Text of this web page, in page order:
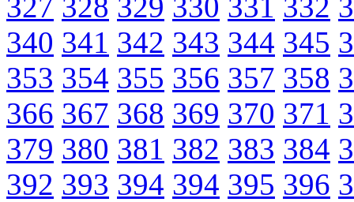
340 341 342 343 344 345
353 354 355 356 357 358
366 367 368 369 370 371
379 380 381 382 383 384
392 393 394 394 395 396